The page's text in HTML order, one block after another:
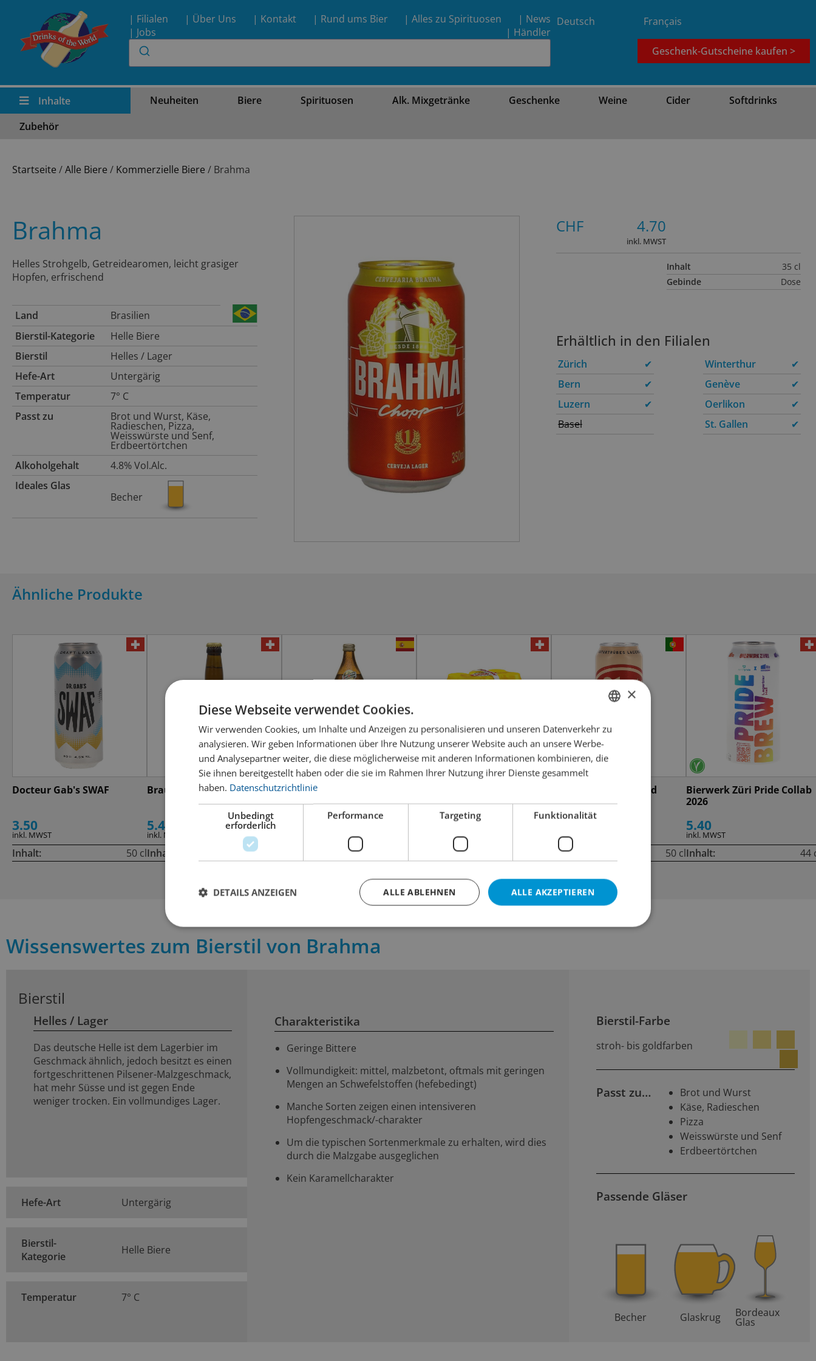
| Filialen | Über Uns | Kontakt | Rund ums Bier | Alles zu Spirituosen
| News
| Jobs
| Händler
Deutsch Français
Geschenk-Gutscheine kaufen >
Inhalte Neuheiten Biere Spirituosen Alk. Mixgetränke Geschenke Weine Cider
Softdrinks
Zubehör
Startseite /Alle Biere / Kommerzielle Biere / Brahma
Brahma
Helles Strohgelb, Getreidearomen, leicht grasiger
Hopfen, erfrischend
Land
Brasilien
Bierstil-Kategorie
Helle Biere
Bierstil
Helles / Lager
Hefe-Art
Untergärig
Temperatur
7° C
Passt zu
Brot und Wurst, Käse,
Radieschen, Pizza,
Weisswürste und Senf,
Erdbeertörtchen
Alkoholgehalt
4.8% Vol.Alc.
Ideales Glas
Becher
CHF 4.70
inkl. MWST
Inhalt
35 cl
Gebinde
Dose
Erhältlich in den Filialen
Zürich
✔
Bern
✔
Luzern
✔
Basel
Winterthur
✔
Genève
✔
Oerlikon
✔
St. Gallen
✔
Ähnliche Produkte
Docteur Gab's SWAF
3.50
inkl. MWST
Inhalt: 50 cl
Braupark Pilsatus
5.40
inkl. MWST
Inhalt:
San Miguel
inkl. MWST
Super Bock Unfiltered
inkl. MWST
Inhalt: 50 cl
Bierwerk Züri Pride Collab
2026
5.40
inkl. MWST
Inhalt: 44
Wissenswertes zum Bierstil von Brahma
Bierstil
Helles / Lager
Das deutsche Helle ist dem Lagerbier im
Geschmack ähnlich, jedoch besitzt es einen
fortgeschrittenen Pilsener-Malzgeschmack,
hat mehr Süsse und ist gegen Ende
weniger trocken. Ein vollmundiges Lager.
Hefe-Art Untergärig
Bierstil-
Kategorie
Helle Biere
Temperatur 7° C
Charakteristika
Geringe Bittere
Vollmundigkeit: mittel, malzbetont, oftmals mit geringen
Mengen an Schwefelstoffen (hefebedingt)
Manche Sorten zeigen einen intensiveren
Hopfengeschmack/-charakter
Um die typischen Sortenmerkmale zu erhalten, wird dies
durch die Malzgabe ausgeglichen
Kein Karamellcharakter
Bierstil-Farbe
stroh- bis goldfarben
Passt zu…
Brot und Wurst
Käse, Radieschen
Pizza
Weisswürste und Senf
Erdbeertörtchen
Passende Gläser
Becher Glaskrug Bordeaux
Glas
GERMAN
FRENCH
×
Diese Webseite verwendet Cookies.
Wir verwenden Cookies, um Inhalte und Anzeigen zu personalisieren und unseren Datenverkehr zu
analysieren. Wir geben Informationen über Ihre Nutzung unserer Website auch an unsere Werbe-
und Analysepartner weiter, die diese möglicherweise mit anderen Informationen kombinieren, die
Sie ihnen bereitgestellt haben oder die sie im Rahmen Ihrer Nutzung ihrer Dienste gesammelt
haben. Datenschutzrichtlinie
Unbedingt
erforderlich
Performance Targeting Funktionalität
ALLE AKZEPTIEREN
ALLE ABLEHNEN
DETAILS ANZEIGEN